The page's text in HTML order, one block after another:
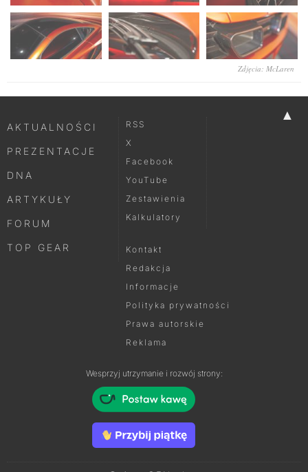
Zdjęcia: McLaren
▲
AKTUALNOŚCI
PREZENTACJE
DNA
ARTYKUŁY
FORUM
TOP GEAR
RSS
X
Facebook
YouTube
Zestawienia
Kalkulatory
Kontakt
Redakcja
Informacje
Polityka prywatności
Prawa autorskie
Reklama
Wesprzyj utrzymanie i rozwój strony: